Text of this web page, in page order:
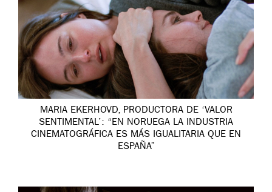
MARIA EKERHOVD, PRODUCTORA DE ‘VALOR
SENTIMENTAL’: “EN NORUEGA LA INDUSTRIA
CINEMATOGRÁFICA ES MÁS IGUALITARIA QUE EN
ESPAÑA”